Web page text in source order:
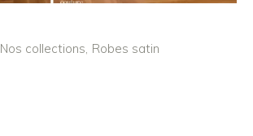
Nos collections Robes satin